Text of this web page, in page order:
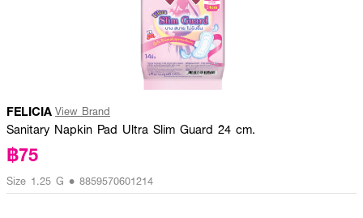
FELICIA View Brand
Sanitary Napkin Pad Ultra Slim Guard 24 cm.
฿75
Size 1.25 G • 8859570601214